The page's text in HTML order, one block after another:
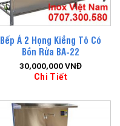
Bếp Á 2 Họng Kiềng Tô Có
Bồn Rửa BA-22
30,000,000VNĐ
Chi Tiết